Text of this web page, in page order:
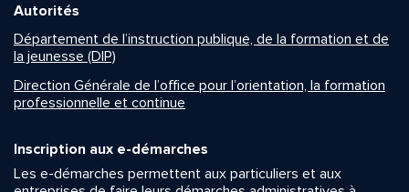
Autorités
Département de l’instruction publique, de la formation et de
la jeunesse (DIP)
Direction Générale de l’office pour l’orientation, la formation
professionnelle et continue
Inscription aux e-démarches
Les e-démarches permettent aux particuliers et aux